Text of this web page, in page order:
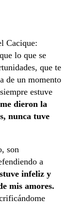
Cacique:
lo que se
que te
de un momento
estuve
dieron la
nunca tuve
son
a
infeliz y
mis amores.